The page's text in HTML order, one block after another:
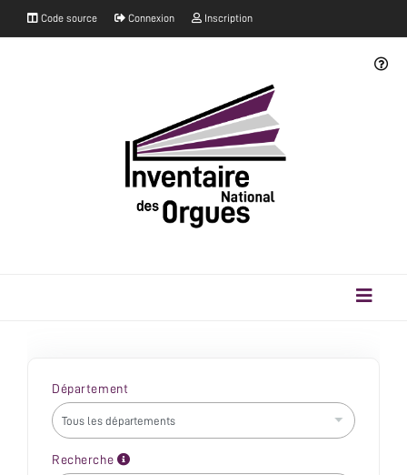
Code source Connexion Inscription
Département
Recherche